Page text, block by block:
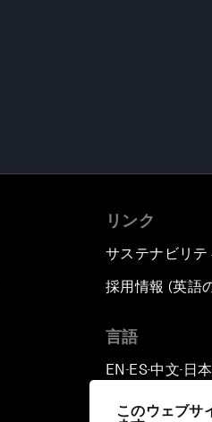
このウェブサ
リンク
サステナビリ
採用情報 (英語
言語
EN ▪ES▪中文▪ 日